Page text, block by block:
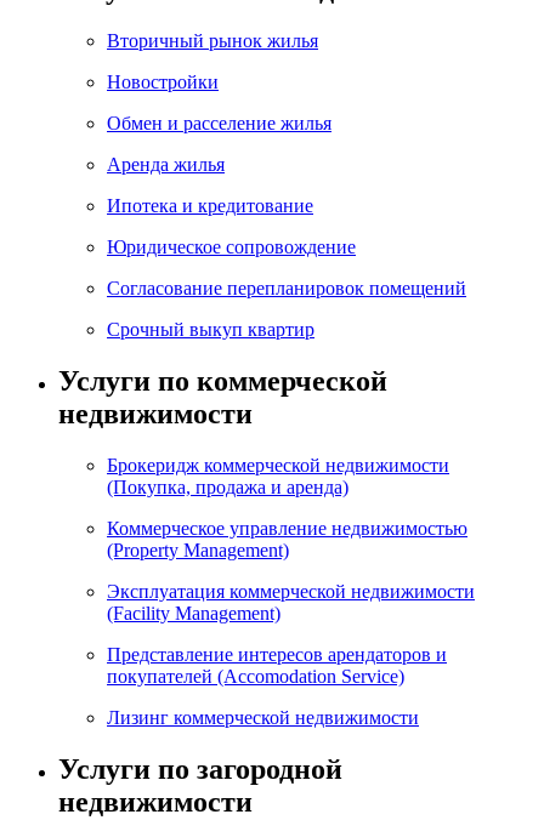
Вторичный рынок жилья
Новостройки
Обмен и расселение жилья
Аренда жилья
Ипотека и кредитование
Юридическое сопровождение
Согласование перепланировок помещений
Срочный выкуп квартир
Услуги по коммерческой
недвижимости
Брокеридж коммерческой недвижимости
(Покупка, продажа и аренда)
Коммерческое управление недвижимостью
(Property Management)
Эксплуатация коммерческой недвижимости
(Facility Management)
Представление интересов арендаторов и
покупателей (Accomodation Service)
Лизинг коммерческой недвижимости
Услуги по загородной
недвижимости